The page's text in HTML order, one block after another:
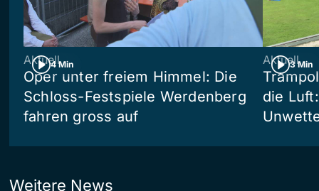
4 Min
Aktuell
Oper unter freiem Himmel: Die
Schloss-Festspiele Werdenberg
fahren gross auf
3 Min
Aktuell
die
Weitere News